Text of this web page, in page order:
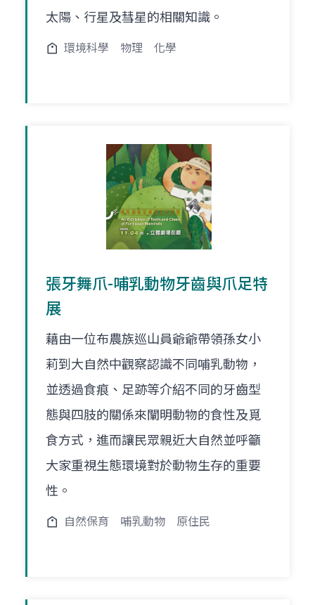
太陽、行星及彗星的相關知識。
環境科學 物理 化學
張牙舞爪-哺乳動物牙齒與爪足特
展
藉由一位布農族巡山員爺爺帶領孫女小
莉到大自然中觀察認識不同哺乳動物，
並透過食痕、足跡等介紹不同的牙齒型
態與四肢的關係來闡明動物的食性及覓
食方式，進而讓民眾親近大自然並呼籲
大家重視生態環境對於動物生存的重要
性。
自然保育 哺乳動物 原住民